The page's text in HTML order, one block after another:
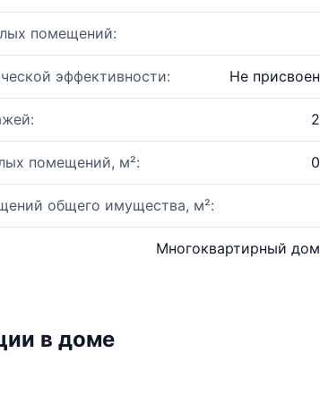
помещений:
эффективности: Не присвоен
2
помещений, м²: 0
общего имущества, м²:
Многоквартирный дом
в доме